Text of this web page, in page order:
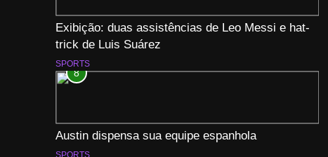
Exibição: duas assistências de Leo Messi e hat-
trick de Luis Suárez
SPORTS
8
Austin dispensa sua equipe espanhola
SPORTS